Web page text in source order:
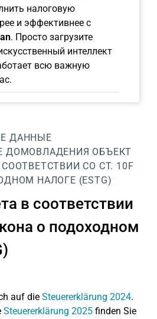
налоговую
и эффективнее с
. Просто загрузите
интеллект
всю важную
ДАННЫЕ
ДОМОВЛАДЕНИЯ ОБЪЕКТ
СО СТ. 10F
НАЛОГЕ (ESTG)
в соответствии
о подоходном
auf die Steuererklärung 2024.
Steuererklärung 2025 finden Sie